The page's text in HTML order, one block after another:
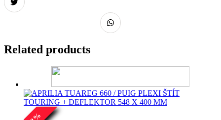
Related products
%